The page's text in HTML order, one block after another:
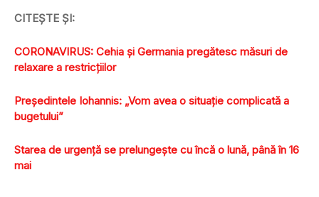
CITEŞTE ŞI:
CORONAVIRUS: Cehia şi Germania pregătesc măsuri de
relaxare a restricţiilor
Preşedintele Iohannis: „Vom avea o situaţie complicată a
bugetului”
Starea de urgenţă se prelungeşte cu încă o lună, până în 16
mai